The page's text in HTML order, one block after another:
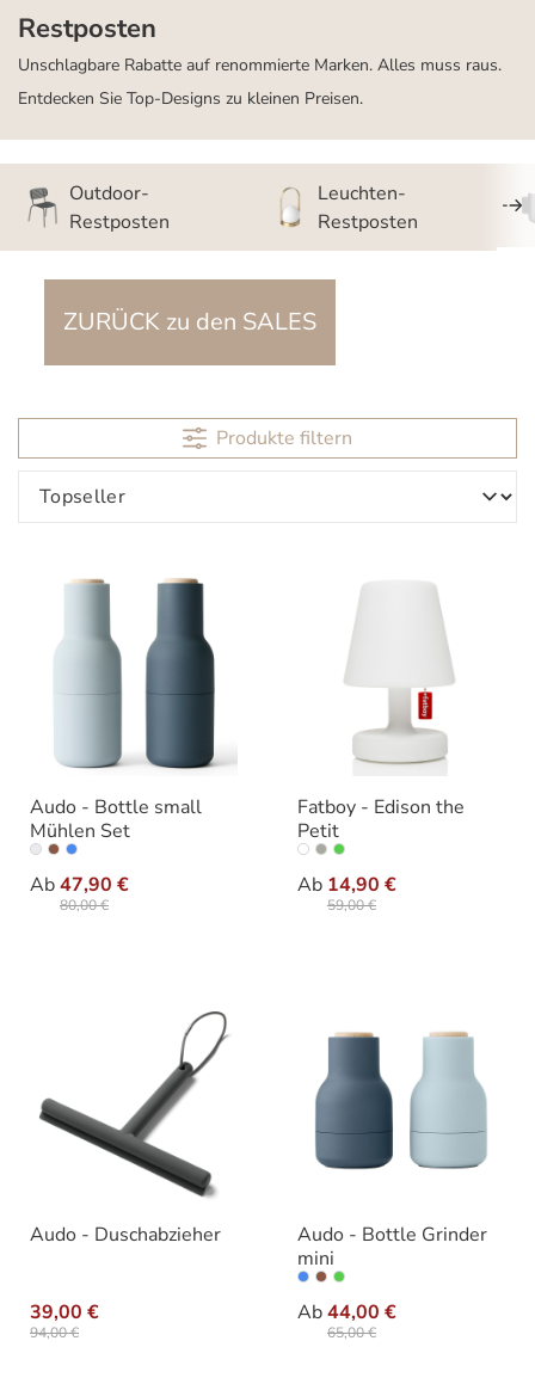
Restposten
Unschlagbare Rabatte auf renommierte Marken. Alles muss raus.
Entdecken Sie Top-Designs zu kleinen Preisen.
Outdoor-
Restposten
Leuchten-
Restposten
ZURÜCK zu den SALES
Produkte filtern
Audo - Bottle small
Mühlen Set
Ab47,90 €
80,00 €
Ausführung
Fatboy - Edison the
Petit
Ab 14,90 €
59,00 €
Ausführung
Audo - Duschabzieher
39,00 €
94,00 €
Audo - Bottle Grinder
mini
Ab44,00 €
65,00 €
Varianten